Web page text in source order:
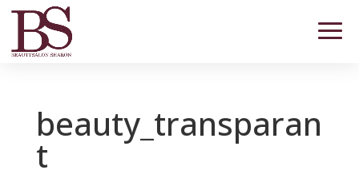
beauty_transparan
t